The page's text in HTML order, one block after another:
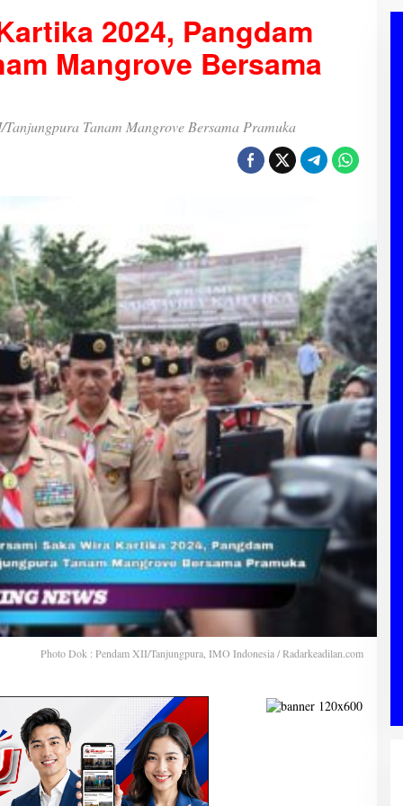
2024, Pangdam
Mangrove Bersama
Tanam Mangrove Bersama Pramuka
Photo Dok : Pendam XII/Tanjungpura, IMO Indonesia / Radarkeadilan.com